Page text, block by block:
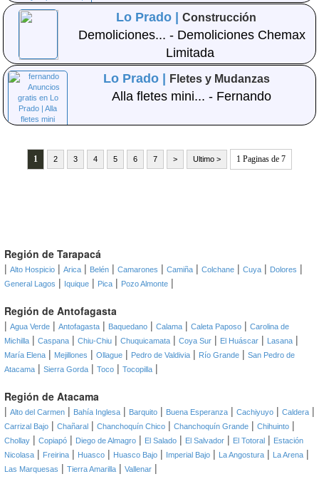
Lo Prado |Construcción
Demoliciones... - Demoliciones Chemax
Limitada
Lo Prado |
Fletes y Mudanzas
Alla fletes mini... - Fernando
1 2 3 4 5 6 7 > Ultimo > 1 Paginas de 7
Región de Tarapacá
| Alto Hospicio | Arica | Belén | Camarones | Camiña | Colchane | Cuya | Dolores |
General Lagos | Iquique | Pica | Pozo Almonte |
Región de Antofagasta
| Agua Verde | Antofagasta | Baquedano | Calama | Caleta Paposo | Carolina de
Michilla | Caspana | Chiu-Chiu | Chuquicamata | Coya Sur | El Huáscar | Lasana |
María Elena | Mejillones | Ollague | Pedro de Valdivia | Río Grande | San Pedro de
Atacama | Sierra Gorda | Toco | Tocopilla |
Región de Atacama
| Alto del Carmen | Bahía Inglesa | Barquito | Buena Esperanza | Cachiyuyo | Caldera |
Carrizal Bajo | Chañaral | Chanchoquín Chico | Chanchoquín Grande | Chihuinto |
Chollay | Copiapó | Diego de Almagro | El Salado | El Salvador | El Totoral | Estación
Nicolasa | Freirina | Huasco | Huasco Bajo | Imperial Bajo | La Angostura | La Arena |
Las Marquesas | Tierra Amarilla | Vallenar |